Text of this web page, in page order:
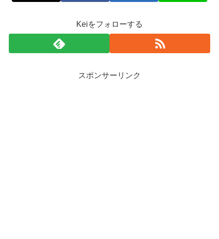
Keiをフォローする
スポンサーリンク